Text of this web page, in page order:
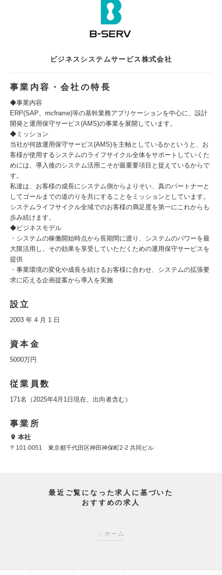
ビジネスシステムサービス株式会社
事業内容・会社の特長
◆事業内容
ERP(SAP、mcframe)等の基幹業務アプリケーションを中心に、設計
開発と運用保守サービス(AMS)の事業を展開しています。
◆ミッション
当社が何故運用保守サービス(AMS)を主軸としているかというと、お
客様が使用するシステムのライフサイクル全体をサポートしていくた
めには、導入後のシステム活用こそが最重要項目と捉えているからで
す。
私達は、お客様の成長にシステム側からよりそい、真のパートナーと
してゴールまでの道のりを共にすることをミッションとしています。
システムライフサイクル全域でのお客様の満足度を第一にこれからも
歩み続けます。
◆ビジネスモデル
・システムの稼働開始時点から長期間に渡り、システムのパワーを最
大限活用し、その効果を享受していただくための運用保守サービスを
提供
・事業環境の変化や成長を続けるお客様に合わせ、システムの拡張要
求に応える企画提案から導入を実施
設立
2003 年 4 月 1 日
資本金
5000万円
従業員数
171名（2025年4月1日現在、出向者含む）
事業所
本社
〒101-0051 東京都千代田区神田神保町2-2 共同ビル
最近ご覧になった求人に基づいた
おすすめの求人
ホーム